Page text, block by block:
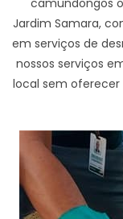
camundongos
Jardim Samara,
em serviços de
nossos serviços
local sem oferecer